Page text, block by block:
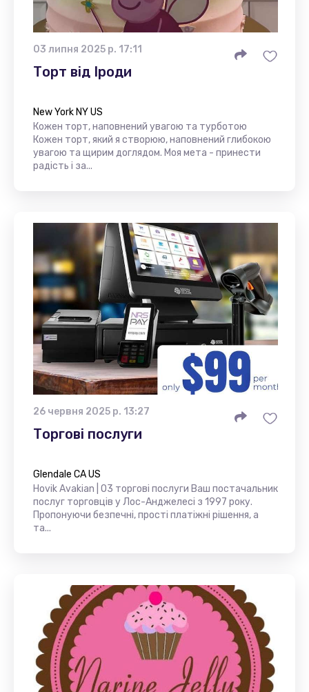
03 липня 2025 р. 17:11
Торт від Іроди
New York NY US
Кожен торт, наповнений увагою та турботою
Кожен торт, який я створюю, наповнений глибокою
увагою та щирим доглядом. Моя мета - принести
радість і за...
26 червня 2025 р. 13:27
Торгові послуги
Glendale CA US
Hovik Avakian | O3 торгові послуги Ваш постачальник
послуг торговців у Лос-Анджелесі з 1997 року.
Пропонуючи безпечні, прості платіжні рішення, а
та...